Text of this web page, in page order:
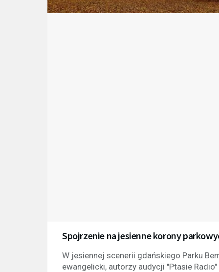
Spojrzenie na jesienne korony
W jesiennej scenerii gdańskiego Parku
ewangelicki, autorzy audycji "Ptasie